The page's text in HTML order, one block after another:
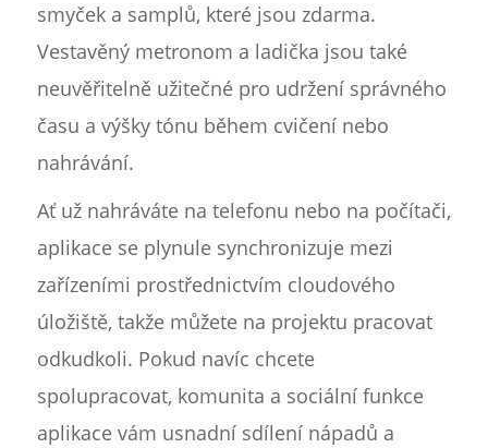
smyček a samplů, které jsou zdarma.
Vestavěný metronom a ladička jsou také
neuvěřitelně užitečné pro udržení správného
času a výšky tónu během cvičení nebo
nahrávání.
Ať už nahráváte na telefonu nebo na počítači,
aplikace se plynule synchronizuje mezi
zařízeními prostřednictvím cloudového
úložiště, takže můžete na projektu pracovat
odkudkoli. Pokud navíc chcete
spolupracovat, komunita a sociální funkce
aplikace vám usnadní sdílení nápadů a